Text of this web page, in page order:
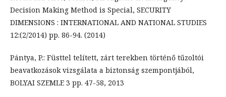
Decision Making Method is Special, SECURITY
DIMENSIONS : INTERNATIONAL AND NATIONAL STUDIES
12:(2/2014) pp. 86-94. (2014)
Pántya, P.: Füsttel telített, zárt terekben történő tűzoltói
beavatkozások vizsgálata a biztonság szempontjából,
BOLYAI SZEMLE 3 pp. 47-58, 2013